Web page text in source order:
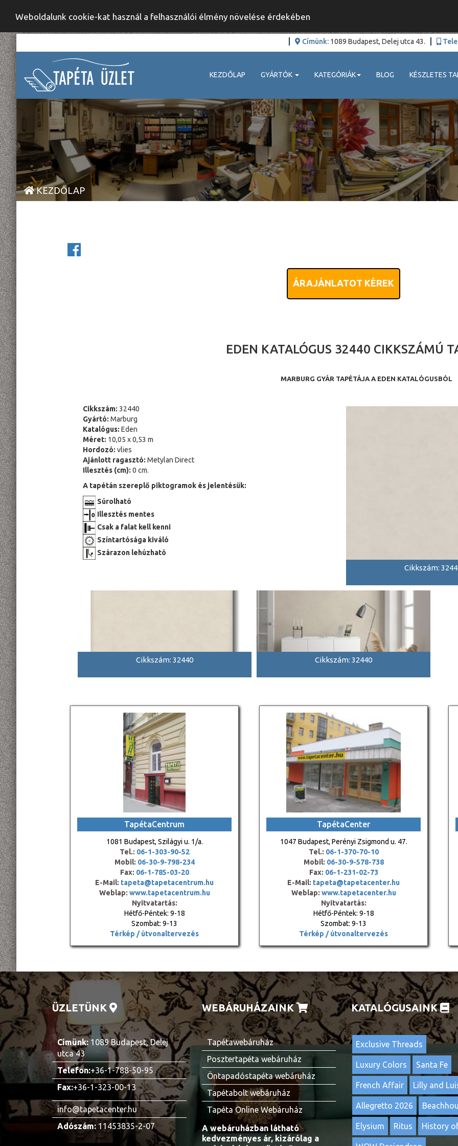
Weboldalunk cookie-kat használ a felhasználói élmény növelése érdekében
Címünk: 1089 Budapest, Delej utca 43.
KEZDŐLAP GYÁRTÓK KATEGÓRIÁK BLOG KÉSZLETES
KEZDŐLAP
ÁRAJÁNLATOT KÉREK
EDEN KATALÓGUS 32440 CIKKSZÁMÚ
MARBURG GYÁR TAPÉTÁJA A EDEN KATALÓGUSBÓL
Cikkszám: 32440
Gyártó: Marburg
Katalógus: Eden
Méret: 10,05 x 0,53 m
Hordozó: vlies
Ajánlott ragasztó: Metylan Direct
Illesztés (cm): 0 cm.
A tapétán szereplő piktogramok és jelentésük:
Súrolható
Illesztés mentes
Csak a falat kell kenni
Színtartósága kiváló
Szárazon lehúzható
Cikkszám:
Cikkszám: 32440 Cikkszám: 32440
TapétaCentrum
1081 Budapest, Szilágyi u. 1/a.
Tel.: 06-1-303-90-52
Mobil: 06-30-9-798-234
Fax: 06-1-785-03-20
E-Mail: tapeta@tapetacentrum.hu
Weblap: www.tapetacentrum.hu
Nyitvatartás:
Hétfő-Péntek: 9-18
Szombat: 9-13
Térkép / útvonaltervezés
TapétaCenter
1047 Budapest, Perényi Zsigmond u. 47.
Tel.: 06-1-370-70-10
Mobil: 06-30-9-578-738
Fax: 06-1-231-02-73
E-Mail: tapeta@tapetacenter.hu
Weblap: www.tapetacenter.hu
Nyitvatartás:
Hétfő-Péntek: 9-18
Szombat: 9-13
Térkép / útvonaltervezés
ÜZLETÜNK
Címünk: 1089 Budapest, Delej
utca 43
Telefon:+36-1-788-50-95
Fax:+36-1-323-00-13
info@tapetacenter.hu
Adószám: 11453835-2-07
WEBÁRUHÁZAINK
Tapétawebáruház
Posztertapéta webáruház
Öntapadóstapéta webáruház
Tapétabolt webáruház
Tapéta Online Webáruház
A webáruházban látható
kedvezményes ár, kizárólag a
KATALÓGUSAINK
Exclusive Threads
Luxury Colors Santa Fe
French Affair Lilly and
Allegretto 2026
Elysium Ritus History